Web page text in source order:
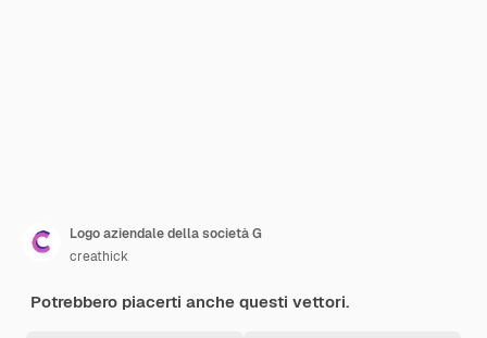
Logo aziendale della società G
creathick
Potrebbero piacerti anche questi vettori.